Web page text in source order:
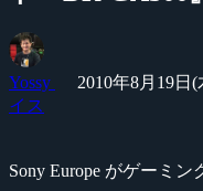
Yossy 2010年8月19日(
イス
Sony Europe がゲーミ